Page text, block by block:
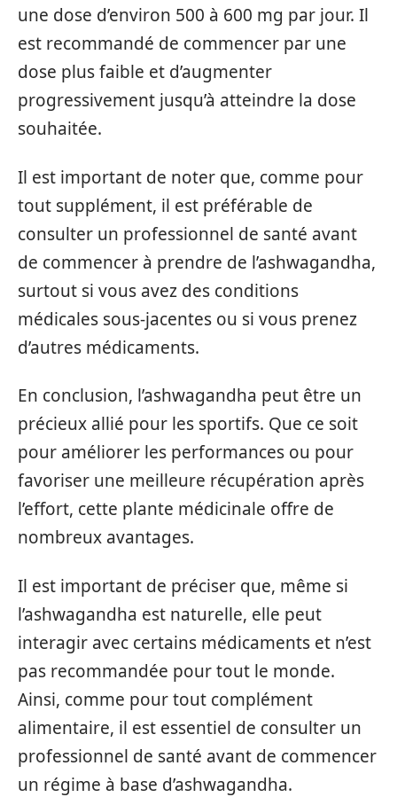
une dose d’environ 500 à 600 mg par jour. Il
est recommandé de commencer par une
dose plus faible et d’augmenter
progressivement jusqu’à atteindre la dose
souhaitée.
Il est important de noter que, comme pour
tout supplément, il est préférable de
consulter un professionnel de santé avant
de commencer à prendre de l’ashwagandha,
surtout si vous avez des conditions
médicales sous-jacentes ou si vous prenez
d’autres médicaments.
En conclusion, l’ashwagandha peut être un
précieux allié pour les sportifs. Que ce soit
pour améliorer les performances ou pour
favoriser une meilleure récupération après
l’effort, cette plante médicinale offre de
nombreux avantages.
Il est important de préciser que, même si
l’ashwagandha est naturelle, elle peut
interagir avec certains médicaments et n’est
pas recommandée pour tout le monde.
Ainsi, comme pour tout complément
alimentaire, il est essentiel de consulter un
professionnel de santé avant de commencer
un régime à base d’ashwagandha.